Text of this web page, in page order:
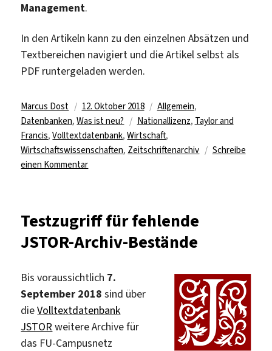
Management.
In den Artikeln kann zu den einzelnen Absätzen und
Textbereichen navigiert und die Artikel selbst als
PDF runtergeladen werden.
Autor
Marcus Dost
Veröffentlicht
am
12. Oktober 2018 Kategorien
Allgemein,
Datenbanken,Was ist neu? Schlagwörter
Nationallizenz, Taylor and
Francis,Volltextdatenbank,Wirtschaft,
Wirtschaftswissenschaften, Zeitschriftenarchiv
Schreibe
einen Kommentarzu
&
Francis
Business
&
Economics
Archive“
Testzugriff für fehlende
JSTOR-Archiv-Bestände
Bis voraussichtlich 7.
September 2018sind über
dieVolltextdatenbank
JSTORweitere Archive für
das FU-Campusnetz